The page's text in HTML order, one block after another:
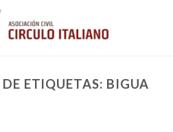
ETIQUETAS: BIGUA